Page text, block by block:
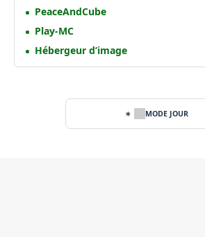
PeaceAndCube
Play-MC
Hébergeur d’image
MODE JOUR